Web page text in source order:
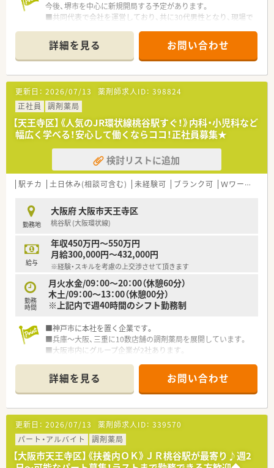
今後、堺市を中心に新規開局する予定があります。
■共同代表で会社を運営しており、共に30代男性となり、現場で
■居宅・施設に関わらず、在宅に積極的に注力していらっしゃる
企業様です。
■2店舗とも駅から近く、通勤が便利な薬局です。
詳細を見る お問い合わせ
更新日： 2026/07/13 薬剤師求人ID： 398824
正社員
調剤薬局
【天王寺区】《人気のJR環状線桃谷駅すぐ！》内科・小児科など
幅広く学べる！安心して働くならココ！正社員募集★
検討リストに追加
駅チカ 土日休み(相談可含む) 未経験可 ブランク可 Ｗワーク可
勤務地
大阪府 大阪市天王寺区
桃谷駅 (大阪環状線)
給与
年収450万円～550万円
月給300,000円～432,000円
※経験・スキルを考慮の上交渉させて頂きます
勤務
時間
月火水金/09：00～20：00（休憩60分）
木土/09：00～13：00（休憩00分）
※上記内で週40時間のシフト勤務制
■神戸市に本社を置く企業です。
■兵庫～大阪、三重に10数店舗の調剤薬局を展開しています。
■大阪市内にグループ企業が2社あります。
詳細を見る お問い合わせ
更新日： 2026/07/13 薬剤師求人ID： 339570
パート・アルバイト
調剤薬局
【大阪市天王寺区】《扶養内ＯＫ》ＪＲ桃谷駅が最寄り♪週2